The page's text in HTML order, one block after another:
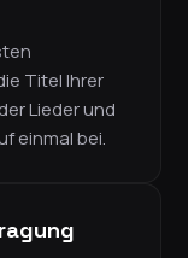
Titel Ihrer
Lieder und
einmal bei.